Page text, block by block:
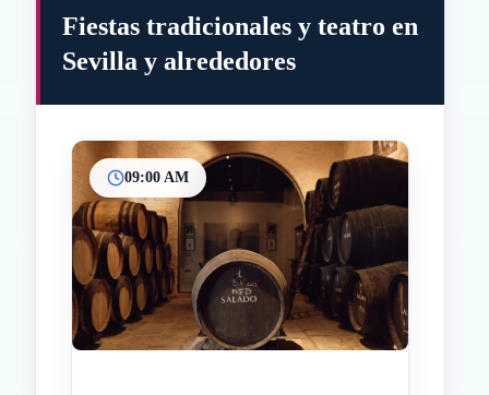
InicioParadas intermedias
Final
Fiestas tradicionales y teatro en
Sevilla y alrededores
09:00 AM